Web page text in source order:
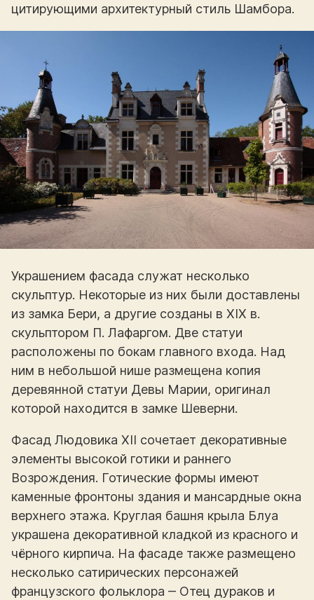
цитирующими архитектурный стиль Шамбора.
Украшением фасада служат несколько
скульптур. Некоторые из них были доставлены
из замка Бери, а другие созданы в XIX в.
скульптором П. Лафаргом. Две статуи
расположены по бокам главного входа. Над
ним в небольшой нише размещена копия
деревянной статуи Девы Марии, оригинал
которой находится в замке Шеверни.
Фасад Людовика XII сочетает декоративные
элементы высокой готики и раннего
Возрождения. Готические формы имеют
каменные фронтоны здания и мансардные окна
верхнего этажа. Круглая башня крыла Блуа
украшена декоративной кладкой из красного и
чёрного кирпича. На фасаде также размещено
несколько сатирических персонажей
французского фольклора ‒ Отец дураков и